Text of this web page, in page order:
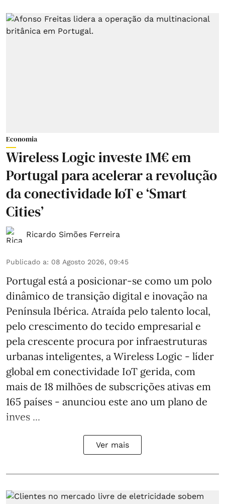
Economia
Wireless Logic investe 1M€ em
Portugal para acelerar a revolução
da conectividade IoT e ‘Smart
Cities’
Ricardo Simões Ferreira
Publicado a: 08 Agosto 2026, 09:45
Portugal está a posicionar-se como um polo
dinâmico de transição digital e inovação na
Península Ibérica. Atraída pelo talento local,
pelo crescimento do tecido empresarial e
pela crescente procura por infraestruturas
urbanas inteligentes, a Wireless Logic - líder
global em conectividade IoT gerida, com
mais de 18 milhões de subscrições ativas em
165 países - anunciou este ano um plano de
inves ...
Ver mais